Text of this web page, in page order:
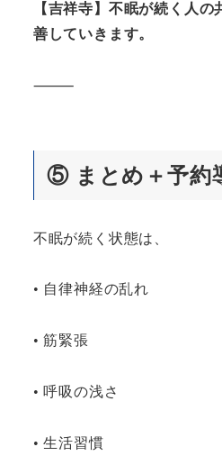
【吉祥寺】不眠が続く人
善していきます。
⸻
⑤ まとめ＋予約
不眠が続く状態は、
• 自律神経の乱れ
• 筋緊張
• 呼吸の浅さ
• 生活習慣